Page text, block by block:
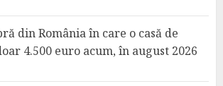
din România în care o casă de
4.500 euro acum, în august 2026